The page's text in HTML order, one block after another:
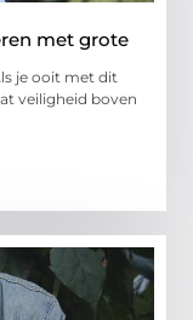
met grote
je ooit met dit
veiligheid boven